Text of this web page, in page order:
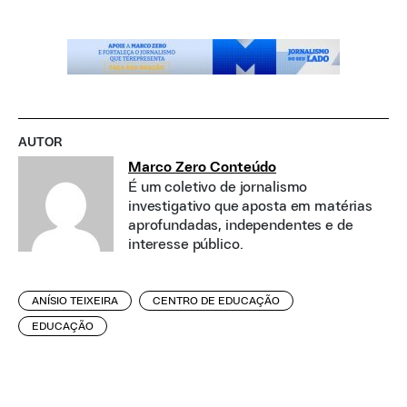
AUTOR
Marco Zero Conteúdo
É um coletivo de jornalismo
investigativo que aposta em matérias
aprofundadas, independentes e de
interesse público.
ANÍSIO TEIXEIRA CENTRO DE EDUCAÇÃO
EDUCAÇÃO